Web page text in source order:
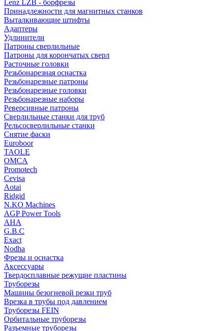
Lenz LZB - борфрезы
Принадлежности для магнитных станков
Выталкивающие штифты
Адаптеры
Удлинители
Патроны сверлильные
Патроны для корончатых сверл
Расточные головки
Резьбонарезная оснастка
Резьбонарезные патроны
Резьбонарезные головки
Резьбонарезные наборы
Реверсивные патроны
Сверлильные станки для труб
Рельсосверлильные станки
Снятие фаски
Euroboor
TAOLE
OMCA
Promotech
Cevisa
Aotai
Ridgid
N.KO Machines
AGP Power Tools
AHA
G.B.C
Exact
Nodha
Фрезы и оснастка
Аксессуары
Твердосплавные режущие пластины
Труборезы
Машины безогневой резки труб
Врезка в трубы под давлением
Труборезы FEIN
Орбитальные труборезы
Разъемные труборезы